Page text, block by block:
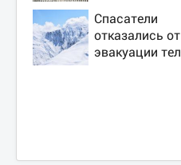
пострадавших
Спасатели
отказались от
эвакуации